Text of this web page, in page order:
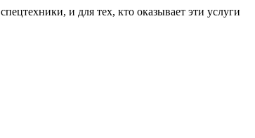
спецтехники, и для тех, кто оказывает эти услуги